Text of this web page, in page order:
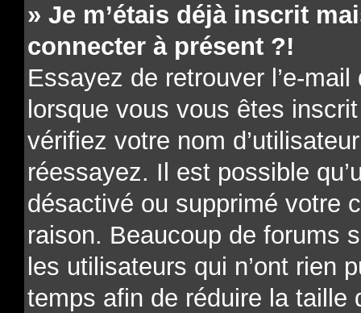
» Je m’étais déjà inscrit
connecter à présent ?!
Essayez de retrouver l’e-
lorsque vous vous êtes
vérifiez votre nom
réessayez. Il est possible
désactivé ou supprimé votre
raison. Beaucoup de forums
les utilisateurs qui n’ont rien
temps afin de réduire la taille